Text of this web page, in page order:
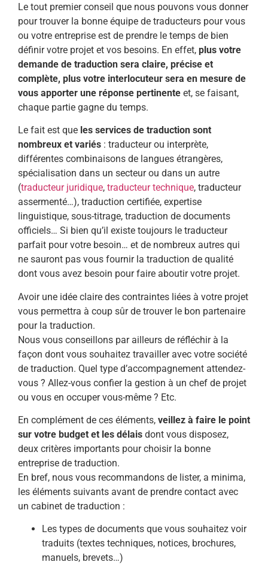
Le tout premier conseil que nous pouvons vous donner
pour trouver la bonne équipe de traducteurs pour vous
ou votre entreprise est de prendre le temps de bien
définir votre projet et vos besoins. En effet, plus votre
demande de traduction sera claire, précise et
complète, plus votre interlocuteur sera en mesure de
vous apporter une réponse pertinente et, se faisant,
chaque partie gagne du temps.
Le fait est que les services de traduction sont
nombreux et variés : traducteur ou interprète,
différentes combinaisons de langues étrangères,
spécialisation dans un secteur ou dans un autre
(traducteur juridique, traducteur technique, traducteur
assermenté…), traduction certifiée, expertise
linguistique, sous-titrage, traduction de documents
officiels… Si bien qu’il existe toujours le traducteur
parfait pour votre besoin… et de nombreux autres qui
ne sauront pas vous fournir la traduction de qualité
dont vous avez besoin pour faire aboutir votre projet.
Avoir une idée claire des contraintes liées à votre projet
vous permettra à coup sûr de trouver le bon partenaire
pour la traduction.
Nous vous conseillons par ailleurs de réfléchir à la
façon dont vous souhaitez travailler avec votre société
de traduction. Quel type d’accompagnement attendez-
vous ? Allez-vous confier la gestion à un chef de projet
ou vous en occuper vous-même ? Etc.
En complément de ces éléments, veillez à faire le point
sur votre budget et les délais dont vous disposez,
deux critères importants pour choisir la bonne
entreprise de traduction.
En bref, nous vous recommandons de lister, a minima,
les éléments suivants avant de prendre contact avec
un cabinet de traduction :
Les types de documents que vous souhaitez voir
traduits (textes techniques, notices, brochures,
manuels, brevets…)